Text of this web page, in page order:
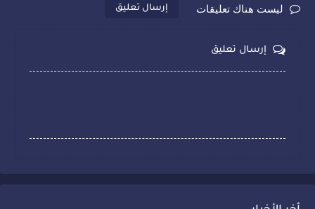
ليست هناك تعليقات إرسال تعليق
إرسال تعليق